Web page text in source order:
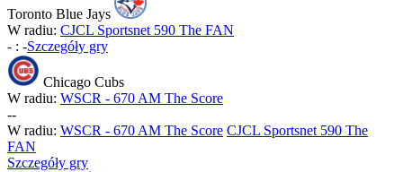
Toronto Blue Jays
W radiu: CJCL Sportsnet 590 The FAN
- : -Szczegóły gry
Chicago Cubs
W radiu: WSCR - 670 AM The Score
--
W radiu: WSCR - 670 AM The Score CJCL Sportsnet 590 The
FAN
Szczegóły gry